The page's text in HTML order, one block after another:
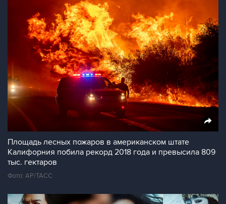
Площадь лесных пожаров в американском штате
Калифорния побила рекорд 2018 года и превысила 809
тыс. гектаров
Фото: AP/ТАСС